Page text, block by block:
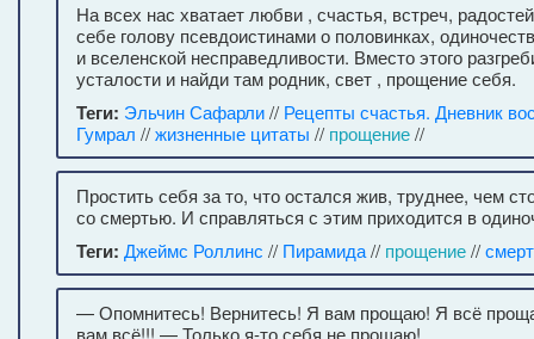
На всех нас хватает любви , счастья, встреч,
себе голову псевдоистинами о половинках,
и вселенской несправедливости. Вместо этого
усталости и найди там родник, свет , прощение себя.
Теги: Эльчин Сафарли// Рецепты счастья. Дневник
Гумрал //жизненные цитаты // прощение//
Простить себя за то, что остался жив, труднее, чем
со смертью. И справляться с этим приходится в
Теги: Джеймс Роллинс // Пирамида// прощение//
— Опомнитесь! Вернитесь! Я вам прощаю! Я всё
вам всё!!! — Только я-то себя не прощаю!